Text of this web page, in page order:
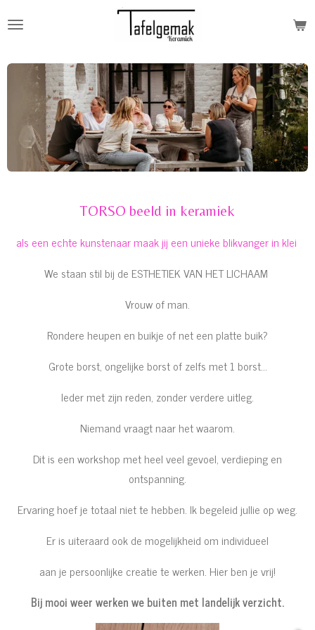
hoofdinhoud
TORSO beeld in keramiek
als een echte kunstenaar maak jij een unieke blikvanger in klei
We staan stil bij de ESTHETIEK VAN HET LICHAAM
Vrouw of man.
Rondere heupen en buikje of net een platte buik?
Grote borst, ongelijke borst of zelfs met 1 borst...
Ieder met zijn reden, zonder verdere uitleg.
Niemand vraagt naar het waarom.
Dit is een workshop met heel veel gevoel, verdieping en
ontspanning.
Ervaring hoef je totaal niet te hebben. Ik begeleid jullie op weg.
Er is uiteraard ook de mogelijkheid om individueel
aan je persoonlijke creatie te werken. Hier ben je vrij!
Bij mooi weer werken we buiten met landelijk verzicht.